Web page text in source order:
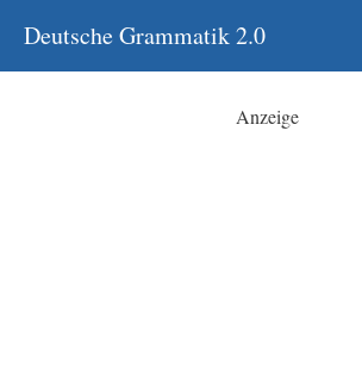
Inhalt
springen
Deutsche Grammatik 2.0
Anzeige